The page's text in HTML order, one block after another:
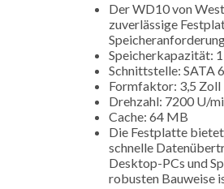
Der WD10 von
zuverlässige
Speicherkapazität:
Schnittstelle: SATA
Formfaktor: 3,5 Zoll
Drehzahl: 7200 U/
Cache: 64 MB
Die Festplatte
schnelle
Desktop-PCs und
robusten Bauweise